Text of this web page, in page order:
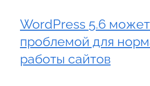
WordPress 5.6 может
проблемой для
работы сайтов